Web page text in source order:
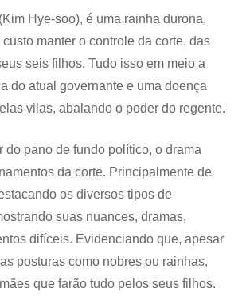
Hye-soo), é uma rainha durona,
manter o controle da corte, das
seis filhos. Tudo isso em meio a
do atual governante e uma doença
vilas, abalando o poder do regente.
do pano de fundo político, o drama
da corte. Principalmente de
os diversos tipos de
suas nuances, dramas,
difíceis. Evidenciando que, apesar
posturas como nobres ou rainhas,
que farão tudo pelos seus filhos.